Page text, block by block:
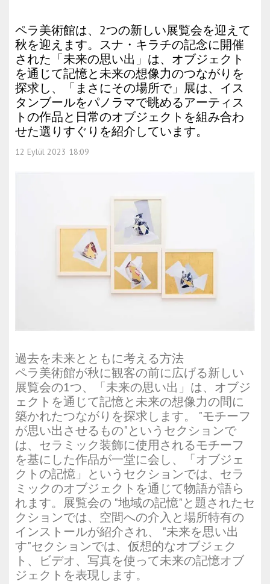
ペラ美術館は、2つの新しい展覧会を迎えて
秋を迎えます。スナ・キラチの記念に開催
された「未来の思い出」は、オブジェクト
を通じて記憶と未来の想像力のつながりを
探求し、「まさにその場所で」展は、イス
タンブールをパノラマで眺めるアーティス
トの作品と日常のオブジェクトを組み合わ
せた選りすぐりを紹介しています。
12 Eylül 2023 18:09
過去を未来とともに考える方法
ペラ美術館が秋に観客の前に広げる新しい
展覧会の1つ、「未来の思い出」は、オブジ
ェクトを通じて記憶と未来の想像力の間に
築かれたつながりを探求します。 "モチーフ
が思い出させるもの"というセクションで
は、セラミック装飾に使用されるモチーフ
を基にした作品が一堂に会し、「オブジェ
クトの記憶」というセクションでは、セラ
ミックのオブジェクトを通じて物語が語ら
れます。展覧会の "地域の記憶"と題されたセ
クションでは、空間への介入と場所特有の
インストールが紹介され、 "未来を思い出
す"セクションでは、仮想的なオブジェク
ト、ビデオ、写真を使って未来の記憶オブ
ジェクトを表現します。